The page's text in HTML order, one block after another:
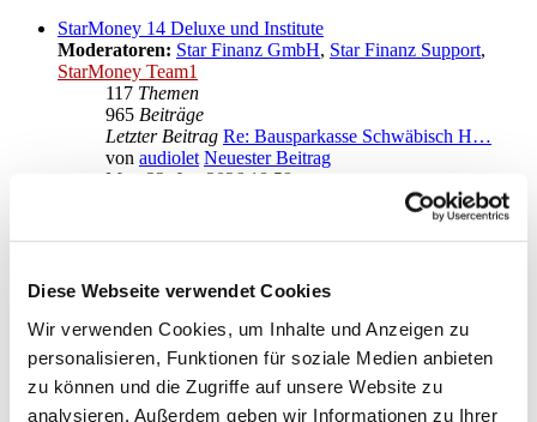
Diese Webseite verwendet Cookies
Wir verwenden Cookies, um Inhalte und Anzeigen zu
personalisieren, Funktionen für soziale Medien anbieten
zu können und die Zugriffe auf unsere Website zu
analysieren. Außerdem geben wir Informationen zu Ihrer
StarMoney 14 Deluxe und Institute
Moderatoren: Star Finanz GmbH, Star Finanz Support,
StarMoney Team1
117 Themen
965 Beiträge
Letzter Beitrag Re: Bausparkasse Schwäbisch H…
von audiolet Neuester Beitrag
Mo., 22. Jun 2026 18:58
Anregungen und Wünsche zu StarMoney 14 Deluxe
Moderatoren: Star Finanz GmbH,Star Finanz Support,
Gehe zu
Star Finanz GmbH
↳ Ankündigungen der Star Finanz GmbH
↳ Inhalte OnlineUpdates (Produktaktualisierungen)